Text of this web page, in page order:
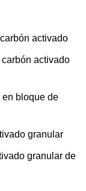
activado
activado
bloque de
granular
granular de